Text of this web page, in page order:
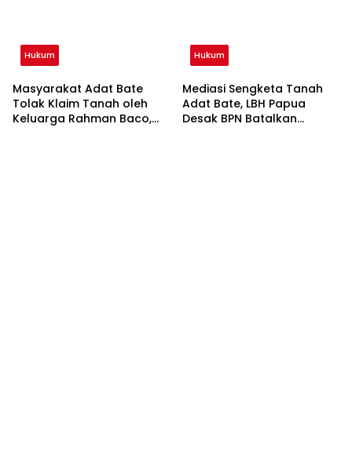
Hukum
Masyarakat Adat Bate
Tolak Klaim Tanah oleh
Keluarga Rahman Baco,
Hukum
Mediasi Sengketa Tanah
Adat Bate, LBH Papua
Desak BPN Batalkan